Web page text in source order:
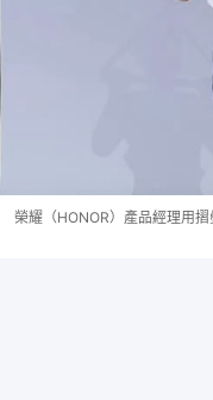
榮耀（HONOR）產品經理用